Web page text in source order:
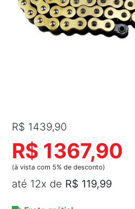
R$ 1439,90
R$ 1367,90
(à vista com 5% de desconto)
até 12x de R$ 119,99